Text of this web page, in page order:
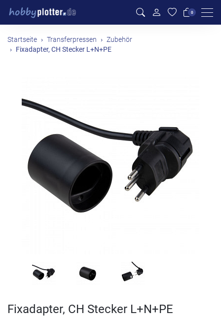
0
Startseite Transferpressen Zubehör
Fixadapter, CH Stecker L+N+PE
Fixadapter, CH Stecker L+N+PE